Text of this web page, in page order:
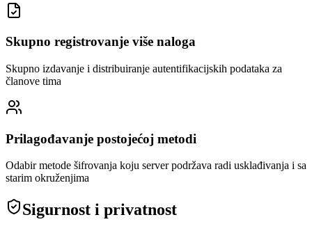
Skupno registrovanje više naloga
Skupno izdavanje i distribuiranje autentifikacijskih podataka za
članove tima
Prilagođavanje postojećoj metodi
Odabir metode šifrovanja koju server podržava radi usklađivanja i sa
starim okruženjima
Sigurnost i privatnost